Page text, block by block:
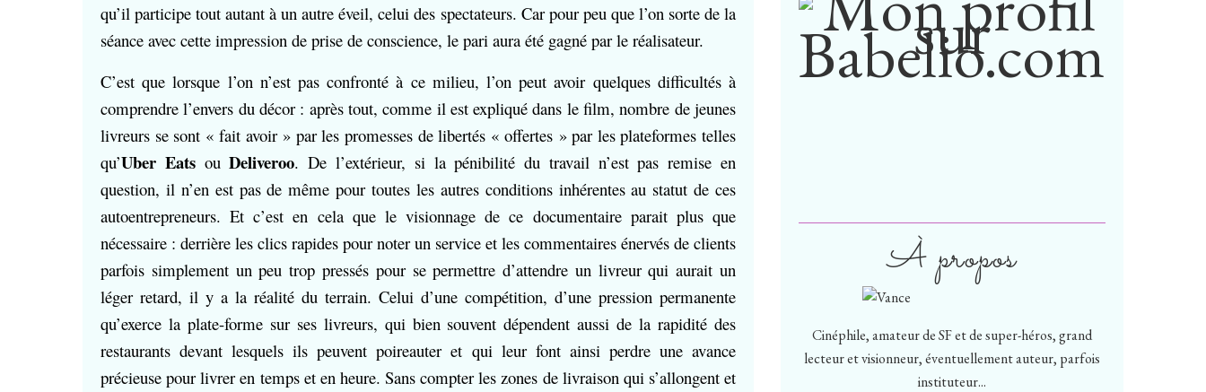
qu’il participe tout autant à un autre éveil, celui des spectateurs. Car pour peu que l’on sorte de la
séance avec cette impression de prise de conscience, le pari aura été gagné par le réalisateur.
C’est que lorsque l’on n’est pas confronté à ce milieu, l’on peut avoir quelques difficultés à
comprendre l’envers du décor : après tout, comme il est expliqué dans le film, nombre de jeunes
livreurs se sont « fait avoir » par les promesses de libertés « offertes » par les plateformes telles
qu’Uber EatsouDeliveroo. De l’extérieur, si la pénibilité du travail n’est pas remise en
question, il n’en est pas de même pour toutes les autres conditions inhérentes au statut de ces
autoentrepreneurs. Et c’est en cela que le visionnage de ce documentaire parait plus que
nécessaire : derrière les clics rapides pour noter un service et les commentaires énervés de clients
parfois simplement un peu trop pressés pour se permettre d’attendre un livreur qui aurait un
léger retard, il y a la réalité du terrain. Celui d’une compétition, d’une pression permanente
qu’exerce la plate-forme sur ses livreurs, qui bien souvent dépendent aussi de la rapidité des
restaurants devant lesquels ils peuvent poireauter et qui leur font ainsi perdre une avance
précieuse pour livrer en temps et en heure. Sans compter les zones de livraison qui s’allongent et
À propos
Cinéphile, amateur de SF et de super-héros, grand
lecteur et visionneur, éventuellement auteur, parfois
instituteur...